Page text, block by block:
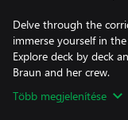
Delve through the
immerse yourself in
Explore deck by deck
Több megjelenítése